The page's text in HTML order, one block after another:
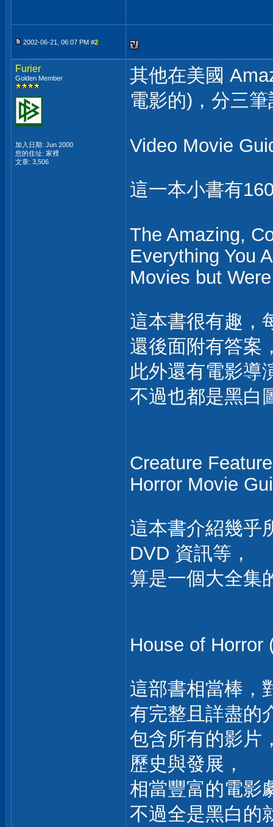
2002-06-21, 06:07 PM #2
Furier
Golden Member
加入日期: Jun 2000
您的住址: 家裡
文章: 3,506
其他在美國
電影的)，分三
Video Movie
這一本小書有
The Amazing,
Everything You
Movies but
這本書很有趣，
還後面附有答案
此外還有電影導
不過也都是黑白
Creature
Horror Movie
這本書介紹幾乎
DVD 資訊等，
算是一個大全集
House of Horror
這部書相當棒，
有完整且詳盡的
包含所有的影片
歷史與發展，
相當豐富的電影
不過全是黑白的